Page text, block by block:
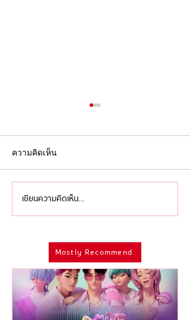
'ไอเดียล้นเหลือ เหลืออย่าง
เดียวคือทำ' ว่าด้วย 'การ
มนุษย์ครีเอทีฟที่อาจมีที่มา
จากความกลัวลึกๆ ในจิตใจ
ความคิดเห็น
เขียนความคิดเห็น…
Mostly Recommend